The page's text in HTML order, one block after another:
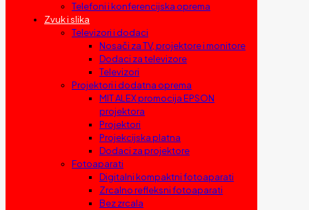
Telefoni i konferencijska oprema
Zvuk i slika
Televizori i dodaci
Nosači za TV, projektore i monitore
Dodaci za televizore
Televizori
Projektori i dodatna oprema
MIT ALEX promocija EPSON
projektora
Projektori
Projekcijska platna
Dodaci za projektore
Fotoaparati
Digitalni kompaktni fotoaparati
Zrcalno refleksni fotoaparati
Bez zrcala